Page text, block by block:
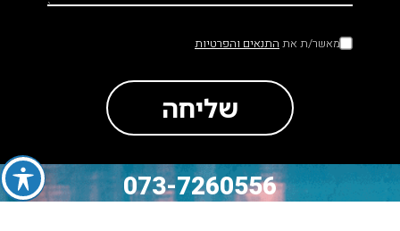
מאשר/ת את התנאים והפרטיות
שליחה
073-7260556
סה״כ לתשלום